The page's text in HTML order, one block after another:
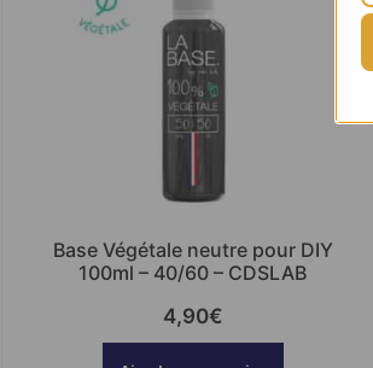
Base Végétale neutre pour DIY
100ml – 40/60 – CDSLAB
4,90€